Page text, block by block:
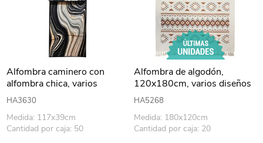
Alfombra caminero con
alfombra chica, varios
diseños
HA3630
Medida: 117x39cm
Cantidad por caja: 50
Alfombra de algodón,
120x180cm, varios diseños
HA5268
Medida: 180x120cm
Cantidad por caja: 20